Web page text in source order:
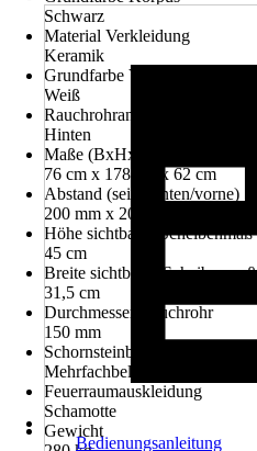
Schwarz
Material Verkleidung
Keramik
Grundfarbe Verkleidung
Weiß
Rauchrohranschluss
Hinten
Maße (BxHxT)
76 cm x 178 cm x 62 cm
Abstand (seite/hinten/vorne)
200 mm x 200 mm x 800 mm
Höhe sichtbares Scheibenmaß
45 cm
Breite sichtbares Scheibenmaß
31,5 cm
Durchmesser Rauchrohr
150 mm
Schornsteinbelegung
Mehrfachbelegung
Feuerraumauskleidung
Schamotte
Gewicht
Bedienungsanleitung